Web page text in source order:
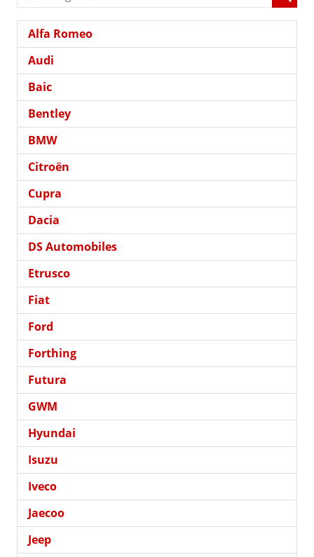
Alfa Romeo
Audi
Baic
Bentley
BMW
Citroën
Cupra
Dacia
DS Automobiles
Etrusco
Fiat
Ford
Forthing
Futura
GWM
Hyundai
Isuzu
Iveco
Jaecoo
Jeep